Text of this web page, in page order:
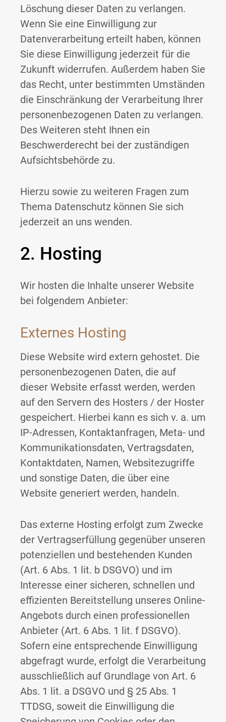
Löschung dieser Daten zu verlangen.
Wenn Sie eine Einwilligung zur
Datenverarbeitung erteilt haben, können
Sie diese Einwilligung jederzeit für die
Zukunft widerrufen. Außerdem haben Sie
das Recht, unter bestimmten Umständen
die Einschränkung der Verarbeitung Ihrer
personenbezogenen Daten zu verlangen.
Des Weiteren steht Ihnen ein
Beschwerderecht bei der zuständigen
Aufsichtsbehörde zu.
Hierzu sowie zu weiteren Fragen zum
Thema Datenschutz können Sie sich
jederzeit an uns wenden.
2. Hosting
Wir hosten die Inhalte unserer Website
bei folgendem Anbieter:
Externes Hosting
Diese Website wird extern gehostet. Die
personenbezogenen Daten, die auf
dieser Website erfasst werden, werden
auf den Servern des Hosters / der Hoster
gespeichert. Hierbei kann es sich v. a. um
IP-Adressen, Kontaktanfragen, Meta- und
Kommunikationsdaten, Vertragsdaten,
Kontaktdaten, Namen, Websitezugriffe
und sonstige Daten, die über eine
Website generiert werden, handeln.
Das externe Hosting erfolgt zum Zwecke
der Vertragserfüllung gegenüber unseren
potenziellen und bestehenden Kunden
(Art. 6 Abs. 1 lit. b DSGVO) und im
Interesse einer sicheren, schnellen und
effizienten Bereitstellung unseres Online-
Angebots durch einen professionellen
Anbieter (Art. 6 Abs. 1 lit. f DSGVO).
Sofern eine entsprechende Einwilligung
abgefragt wurde, erfolgt die Verarbeitung
ausschließlich auf Grundlage von Art. 6
Abs. 1 lit. a DSGVO und § 25 Abs. 1
TTDSG, soweit die Einwilligung die